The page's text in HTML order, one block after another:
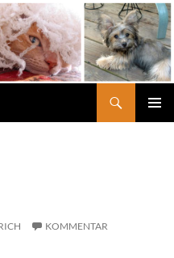
KOMMENTAR